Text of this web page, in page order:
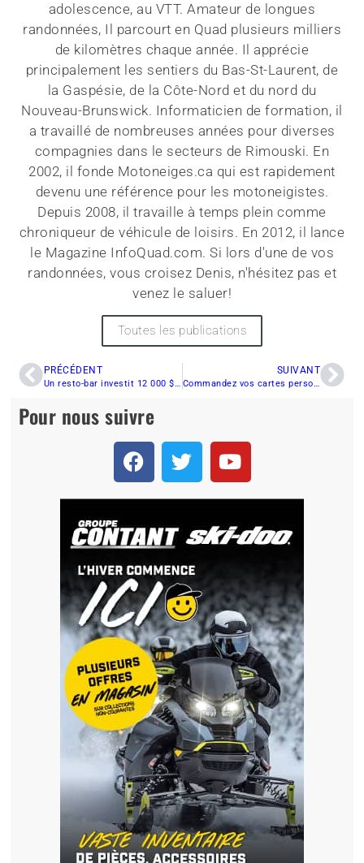
adolescence, au VTT. Amateur de longues
randonnées, Il parcourt en Quad plusieurs milliers
de kilomètres chaque année. Il apprécie
principalement les sentiers du Bas-St-Laurent, de
la Gaspésie, de la Côte-Nord et du nord du
Nouveau-Brunswick. Informaticien de formation, il
a travaillé de nombreuses années pour diverses
compagnies dans le secteurs de Rimouski. En
2002, il fonde Motoneiges.ca qui est rapidement
devenu une référence pour les motoneigistes.
Depuis 2008, il travaille à temps plein comme
chroniqueur de véhicule de loisirs. En 2012, il lance
le Magazine InfoQuad.com. Si lors d'une de vos
randonnées, vous croisez Denis, n'hésitez pas et
venez le saluer!
Toutes les publications
PRÉCÉDENT
Un resto-bar investit 12 000 $ dans un sentier de motoneige
SUIVANT
Commandez vos cartes personnalisées et courrez la chance de gagner…
Pour nous suivre